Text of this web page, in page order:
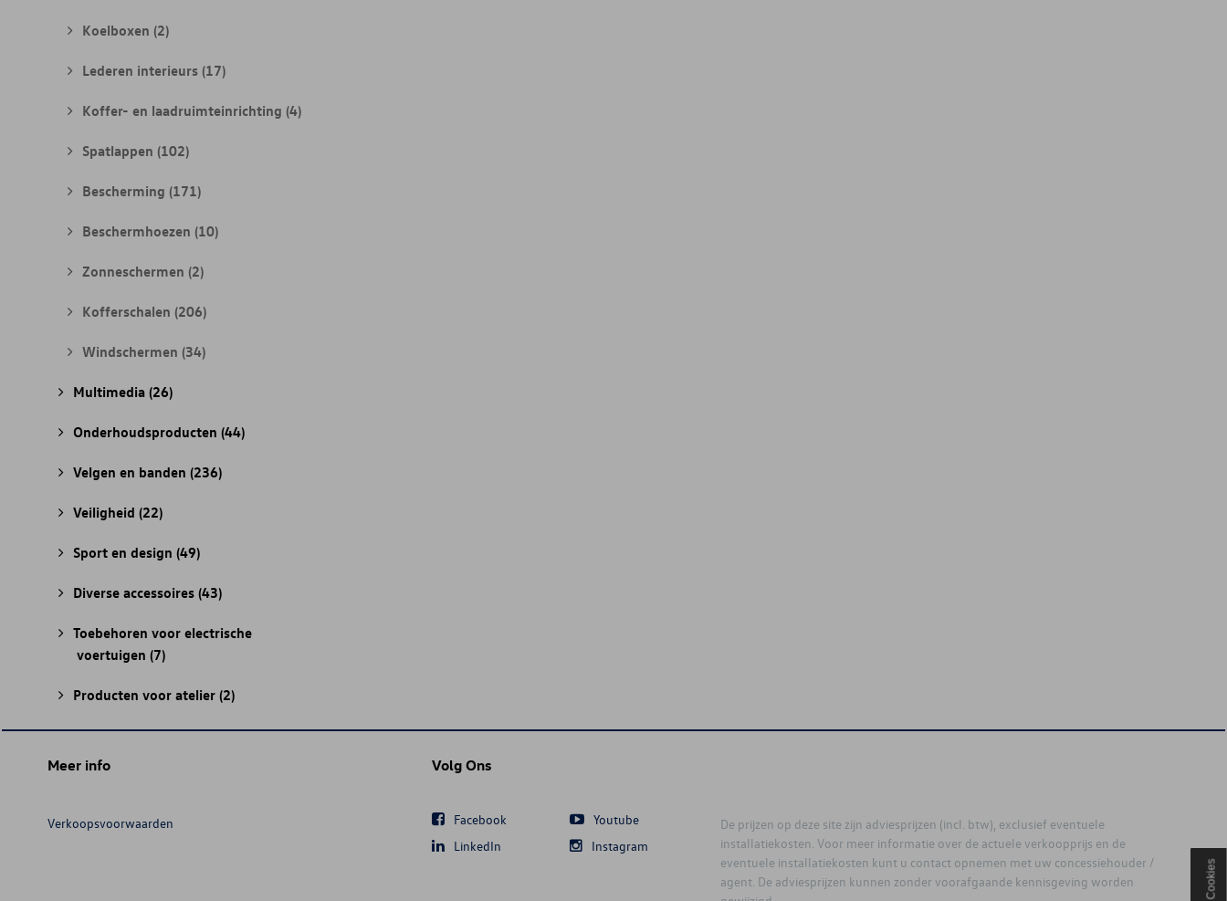
Koelboxen (2)
Lederen interieurs (17)
Koffer- en laadruimteinrichting (4)
Spatlappen (102)
Bescherming (171)
Beschermhoezen (10)
Zonneschermen (2)
Kofferschalen (206)
Windschermen (34)
Multimedia (26)
Onderhoudsproducten (44)
Velgen en banden (236)
Veiligheid (22)
Sport en design (49)
Diverse accessoires (43)
Toebehoren voor electrische
voertuigen (7)
Producten voor atelier (2)
Meer info
Verkoopsvoorwaarden
Volg Ons
Facebook
Youtube
LinkedIn
Instagram
De prijzen op deze site zijn adviesprijzen (incl. btw), exclusief eventuele
installatiekosten. Voor meer informatie over de actuele verkoopprijs en de
eventuele installatiekosten kunt u contact opnemen met uw concessiehouder /
agent. De adviesprijzen kunnen zonder voorafgaande kennisgeving worden
Cookies